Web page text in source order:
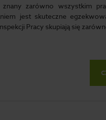
zarówno wszystkim
jest skuteczne
Pracy skupiają się